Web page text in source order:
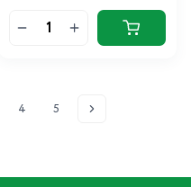
4 5